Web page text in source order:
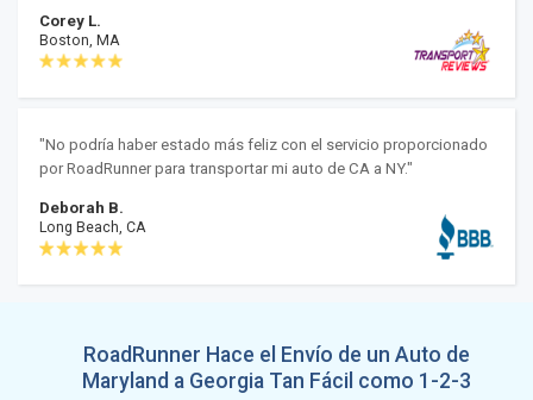
Corey L.
Boston, MA
"No podría haber estado más feliz con el servicio proporcionado
por RoadRunner para transportar mi auto de CA a NY."
Deborah B.
Long Beach, CA
RoadRunner Hace el Envío de un Auto de
Maryland a Georgia Tan Fácil como 1-2-3